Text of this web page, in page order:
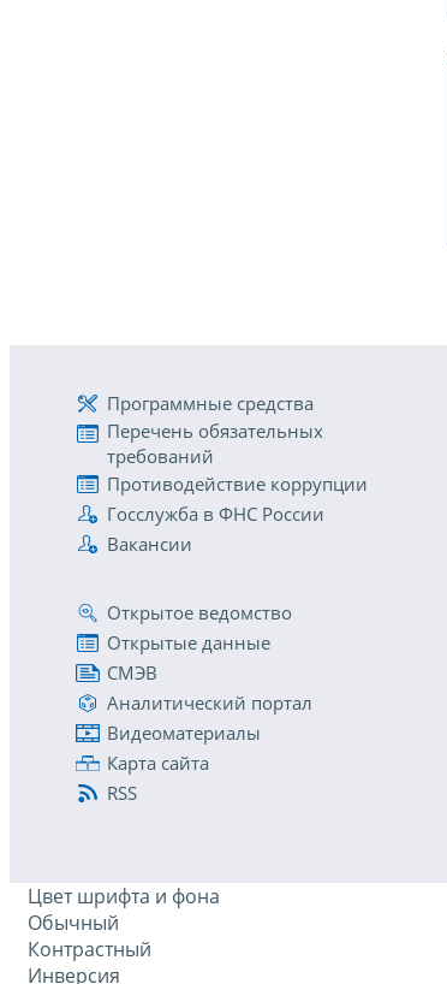
Программные средства
Перечень обязательных
требований
Противодействие коррупции
Госслужба в ФНС России
Вакансии
Открытое ведомство
Открытые данные
СМЭВ
Аналитический портал
Видеоматериалы
Карта сайта
RSS
Цвет шрифта и фона
Обычный
Контрастный
Инверсия